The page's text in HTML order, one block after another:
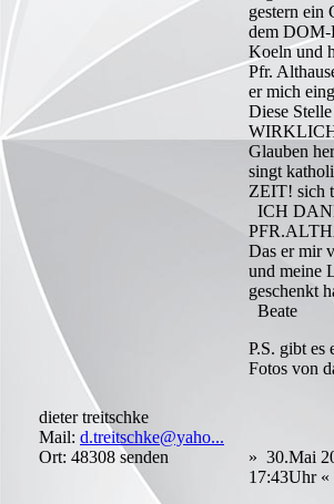
gestern ein
dem
Koeln und
Pfr.
er mich
Diese
Glauben
singt
ZEIT! sich
ICH
Das er mir
und meine
geschenkt
Beate
P.S. gibt es
Fotos von
dieter treitschke
Mail: d.treitschke@yaho...
Ort: 48308 senden
» 30.Mai
17:43Uhr «